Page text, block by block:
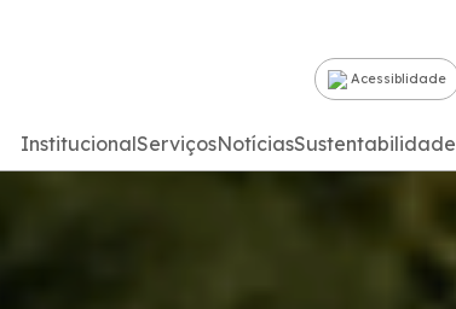
Acessiblidade
InstitucionalServiçosNotíciasSustentabilidade